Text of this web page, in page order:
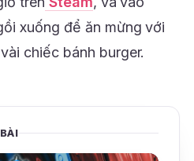
xuống để ăn mừng với
chiếc bánh burger.